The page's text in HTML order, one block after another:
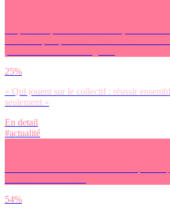
25%
« Qui jouent sur le collectif : réussir
seulement »
En detail
#actualité
54%